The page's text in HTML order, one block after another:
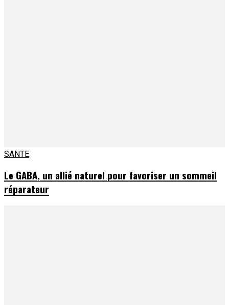
SANTE
Le GABA, un allié naturel pour favoriser un sommeil
réparateur